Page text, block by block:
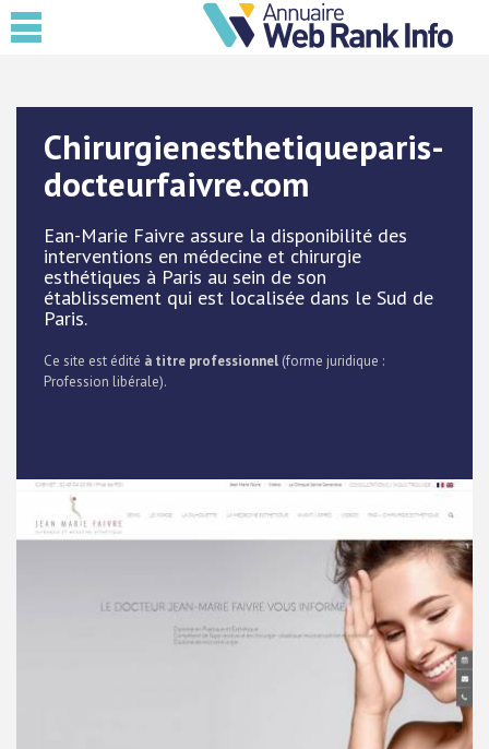
Chirurgienesthetiqueparis-
docteurfaivre.com
Ean-Marie Faivre assure la disponibilité des
interventions en médecine et chirurgie
esthétiques à Paris au sein de son
établissement qui est localisée dans le Sud de
Paris.
Ce site est édité à titre professionnel (forme juridique :
Profession libérale).